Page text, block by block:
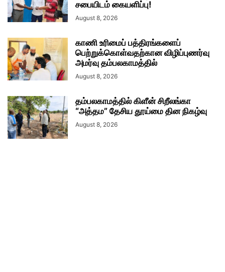
சபையிடம் கையளிப்பு!
August 8, 2026
காணி உரிமைப் பத்திரங்களைப்
பெற்றுக்கொள்வதற்கான விழிப்புணர்வு
அமர்வு தம்பலகாமத்தில்
August 8, 2026
தம்பலகாமத்தில் கிளீன் சிறீலங்கா
“அத்தம” தேசிய தூய்மை தின நிகழ்வு
August 8, 2026